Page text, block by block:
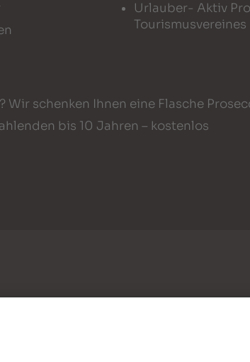
Urlauber- Aktiv
Tourismusvereines
Wir schenken Ihnen eine Flasche
bis 10 Jahren – kostenlos
ANFRAGEN